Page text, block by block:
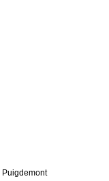
Puigdemont